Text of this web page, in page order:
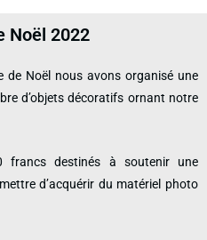
Noël 2022
de Noël nous avons organisé une
d’objets décoratifs ornant notre
francs destinés à soutenir une
d’acquérir du matériel photo